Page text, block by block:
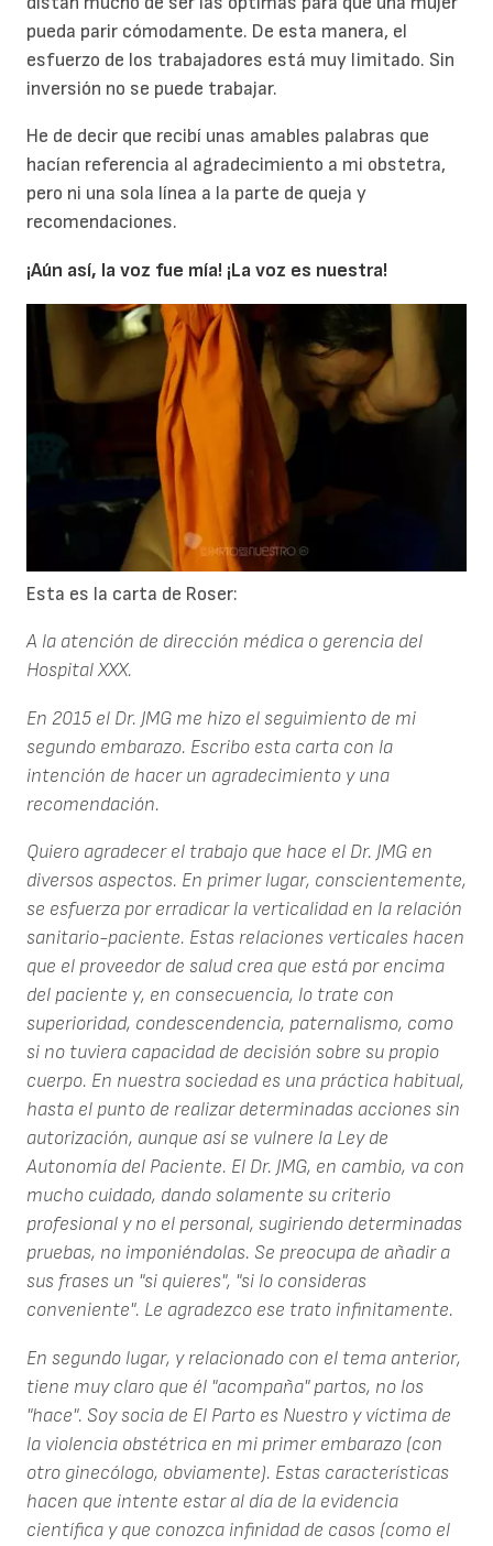
pueda parir cómodamente. De esta manera, el
esfuerzo de los trabajadores está muy limitado. Sin
inversión no se puede trabajar.
He de decir que recibí unas amables palabras que
hacían referencia al agradecimiento a mi obstetra,
pero ni una sola línea a la parte de queja y
recomendaciones.
¡Aún así, la voz fue mía! ¡La voz es nuestra!
Esta es la carta de Roser:
A la atención de dirección médica o gerencia del
Hospital XXX.
En 2015 el Dr. JMG me hizo el seguimiento de mi
segundo embarazo. Escribo esta carta con la
intención de hacer un agradecimiento y una
recomendación.
Quiero agradecer el trabajo que hace el Dr. JMG en
diversos aspectos. En primer lugar, conscientemente,
se esfuerza por erradicar la verticalidad en la relación
sanitario-paciente. Estas relaciones verticales hacen
que el proveedor de salud crea que está por encima
del paciente y, en consecuencia, lo trate con
superioridad, condescendencia, paternalismo, como
si no tuviera capacidad de decisión sobre su propio
cuerpo. En nuestra sociedad es una práctica habitual,
hasta el punto de realizar determinadas acciones sin
autorización, aunque así se vulnere la Ley de
Autonomía del Paciente. El Dr. JMG, en cambio, va con
mucho cuidado, dando solamente su criterio
profesional y no el personal, sugiriendo determinadas
pruebas, no imponiéndolas. Se preocupa de añadir a
sus frases un "si quieres", "si lo consideras
conveniente". Le agradezco ese trato infinitamente.
En segundo lugar, y relacionado con el tema anterior,
tiene muy claro que él "acompaña" partos, no los
"hace". Soy socia de El Parto es Nuestro y víctima de
la violencia obstétrica en mi primer embarazo (con
otro ginecólogo, obviamente). Estas características
hacen que intente estar al día de la evidencia
científica y que conozca infinidad de casos (como el